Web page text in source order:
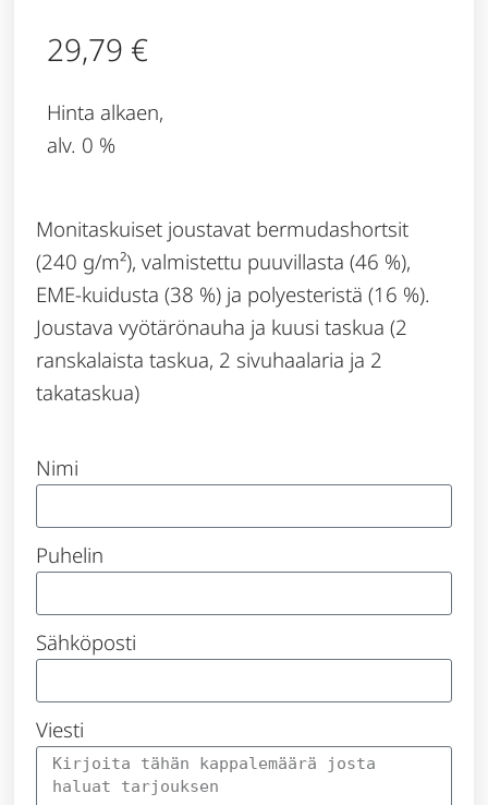
29,79 €
Hinta alkaen,
alv. 0 %
Monitaskuiset joustavat bermudashortsit
(240 g/m²), valmistettu puuvillasta (46 %),
EME-kuidusta (38 %) ja polyesteristä (16 %).
Joustava vyötärönauha ja kuusi taskua (2
ranskalaista taskua, 2 sivuhaalaria ja 2
takataskua)
Nimi
Puhelin
Sähköposti
Viesti